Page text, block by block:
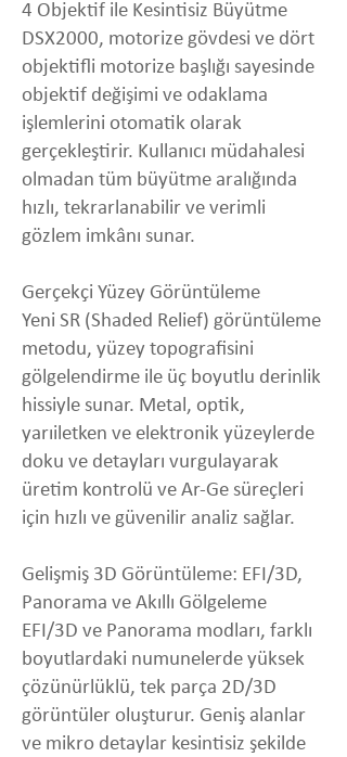
4 Objektif ile Kesintisiz Büyütme
DSX2000, motorize gövdesi ve dört
objektifli motorize başlığı sayesinde
objektif değişimi ve odaklama
işlemlerini otomatik olarak
gerçekleştirir. Kullanıcı müdahalesi
olmadan tüm büyütme aralığında
hızlı, tekrarlanabilir ve verimli
gözlem imkânı sunar.
Gerçekçi Yüzey Görüntüleme
Yeni SR (Shaded Relief) görüntüleme
metodu, yüzey topografisini
gölgelendirme ile üç boyutlu derinlik
hissiyle sunar. Metal, optik,
yarıiletken ve elektronik yüzeylerde
doku ve detayları vurgulayarak
üretim kontrolü ve Ar-Ge süreçleri
için hızlı ve güvenilir analiz sağlar.
Gelişmiş 3D Görüntüleme: EFI/3D,
Panorama ve Akıllı Gölgeleme
EFI/3D ve Panorama modları, farklı
boyutlardaki numunelerde yüksek
çözünürlüklü, tek parça 2D/3D
görüntüler oluşturur. Geniş alanlar
ve mikro detaylar kesintisiz şekilde